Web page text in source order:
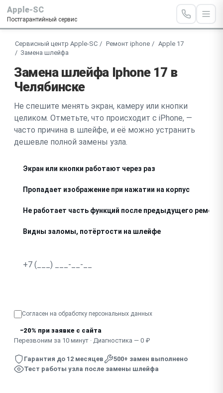
Apple-SC
Постгарантийный сервис
Сервисный центр Apple-SC Ремонт iphone
Apple 17
Замена шлейфа
Замена шлейфа Iphone 17 в
Челябинске
Не спешите менять экран, камеру или кнопки
целиком. Отметьте, что происходит с iPhone, —
часто причина в шлейфе, и её можно устранить
дешевле полной замены узла.
Экран или кнопки работают через раз
Пропадает изображение при нажатии на корпус
Не работает часть функций после предыдущего
Видны заломы, потёртости на шлейфе
Согласен на обработку персональных данных
−20% при заявке с сайта
Перезвоним за 10 минут · Диагностика — 0 ₽
Гарантия до 12 месяцев
500+ замен выполнено
Тест работы узла после замены шлейфа